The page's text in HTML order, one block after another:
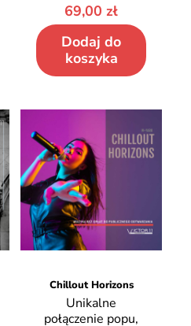
69,00zł
Dodaj do
koszyka
Chillout Horizons
Unikalne
połączenie popu,